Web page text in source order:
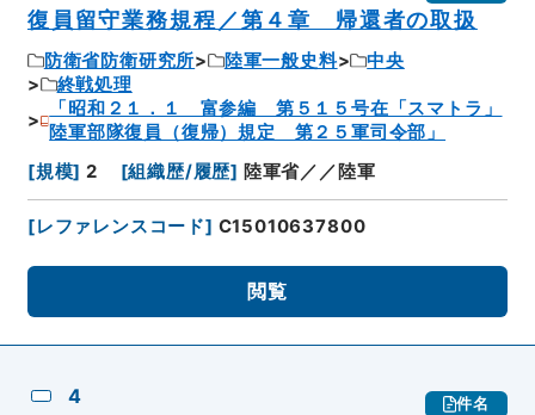
復員留守業務規程／第４章 帰還者の取扱
防衛省防衛研究所 陸軍一般史料
中央
終戦処理
「昭和２１．１ 富参編 第５１５号在「スマトラ」
陸軍部隊復員（復帰）規定 第２５軍司令部」
[規模] 2 [組織歴/履歴] 陸軍省／／陸軍
[レファレンスコード] C15010637800
閲覧
4 件名